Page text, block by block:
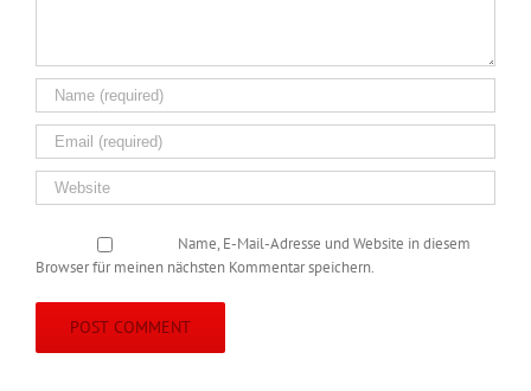
Name, E-Mail-Adresse und Website in diesem
Browser für meinen nächsten Kommentar speichern.